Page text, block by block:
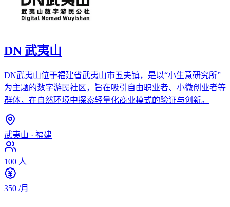
DN 武夷山
DN武夷山位于福建省武夷山市五夫镇，是以“小生意研究所”
为主题的数字游民社区，旨在吸引自由职业者、小微创业者等
群体，在自然环境中探索轻量化商业模式的验证与创新。
武夷山 · 福建
100 人
350 /月